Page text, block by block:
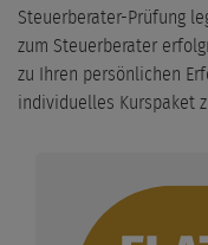
Steuerberater-Prüfung
zum Steuerberater
zu Ihren persönlichen
individuelles Kurspaket